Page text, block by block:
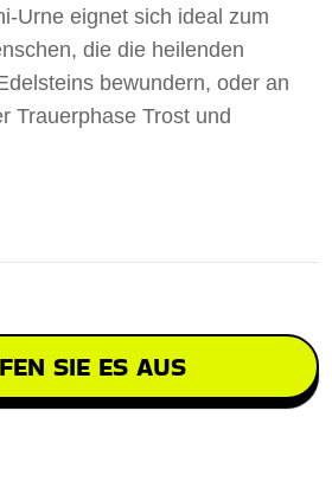
Urne eignet sich ideal zum
die die heilenden
bewundern, oder an
Trauerphase Trost und
SIE ES AUS